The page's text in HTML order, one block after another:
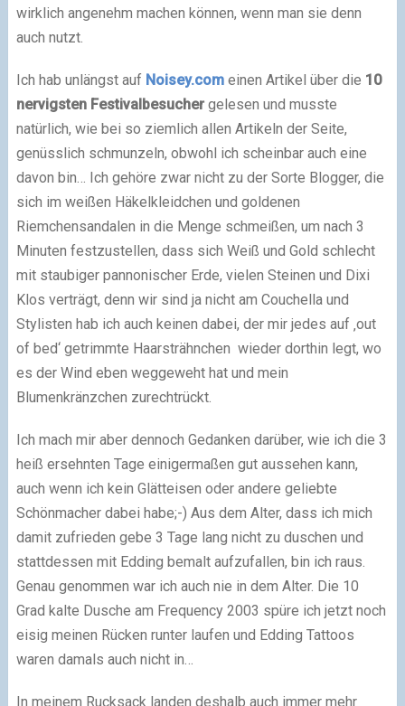
wirklich angenehm machen können, wenn man sie denn
auch nutzt.
Ich hab unlängst auf Noisey.comeinen Artikel über die 10
nervigsten Festivalbesucher gelesen und musste
natürlich, wie bei so ziemlich allen Artikeln der Seite,
genüsslich schmunzeln, obwohl ich scheinbar auch eine
davon bin… Ich gehöre zwar nicht zu der Sorte Blogger, die
sich im weißen Häkelkleidchen und goldenen
Riemchensandalen in die Menge schmeißen, um nach 3
Minuten festzustellen, dass sich Weiß und Gold schlecht
mit staubiger pannonischer Erde, vielen Steinen und Dixi
Klos verträgt, denn wir sind ja nicht am Couchella und
Stylisten hab ich auch keinen dabei, der mir jedes auf ‚out
of bed‘ getrimmte Haarsträhnchen wieder dorthin legt, wo
es der Wind eben weggeweht hat und mein
Blumenkränzchen zurechtrückt.
Ich mach mir aber dennoch Gedanken darüber, wie ich die 3
heiß ersehnten Tage einigermaßen gut aussehen kann,
auch wenn ich kein Glätteisen oder andere geliebte
Schönmacher dabei habe;-) Aus dem Alter, dass ich mich
damit zufrieden gebe 3 Tage lang nicht zu duschen und
stattdessen mit Edding bemalt aufzufallen, bin ich raus.
Genau genommen war ich auch nie in dem Alter. Die 10
Grad kalte Dusche am Frequency 2003 spüre ich jetzt noch
eisig meinen Rücken runter laufen und Edding Tattoos
waren damals auch nicht in…
In meinem Rucksack landen deshalb auch immer mehr